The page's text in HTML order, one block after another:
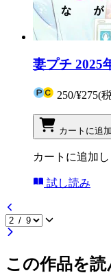
妻プチ 2025
250/¥275(
カートに追加
カートに追加
試し読み
この作品を